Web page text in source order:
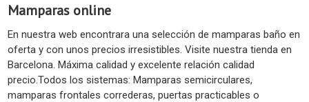
Mamparas online
En nuestra web encontrara una selección de mamparas baño en
oferta y con unos precios irresistibles. Visite nuestra tienda en
Barcelona. Máxima calidad y excelente relación calidad
precio.Todos los sistemas: Mamparas semicirculares,
mamparas frontales correderas, puertas practicables o